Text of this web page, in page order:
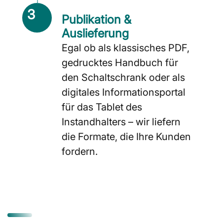
3
Publikation &
Auslieferung
Egal ob als klassisches PDF,
gedrucktes Handbuch für
den Schaltschrank oder als
digitales Informationsportal
für das Tablet des
Instandhalters – wir liefern
die Formate, die Ihre Kunden
fordern.